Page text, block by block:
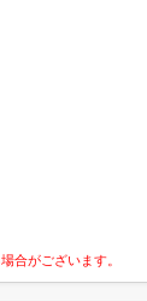
合がございます。